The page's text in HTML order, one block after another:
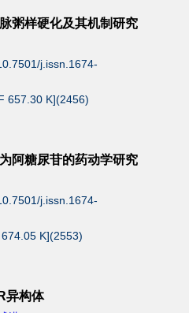
粥样硬化及其机制研究
j.issn.1674-
657.30 K](2456)
阿糖尿苷的药动学研究
j.issn.1674-
674.05 K](2553)
异构体